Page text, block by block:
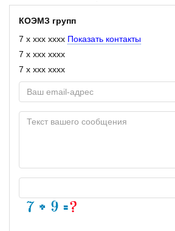
КОЭМЗ групп
7 x xxx xxxx Показать контакты
7 x xxx xxxx
7 x xxx xxxx